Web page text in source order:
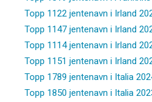
Topp 1122 jentenavn i Irland
Topp 1147 jentenavn i Irland
Topp 1114 jentenavn i Irland
Topp 1151 jentenavn i Irland
Topp 1789 jentenavn i Italia
Topp 1850 jentenavn i Italia